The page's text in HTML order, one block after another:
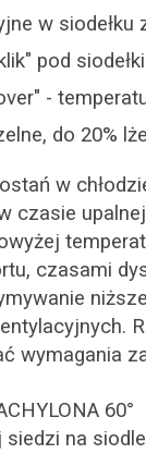
w
pod
-
do 20%
w
czasie
czasami
wymagania
60°
na